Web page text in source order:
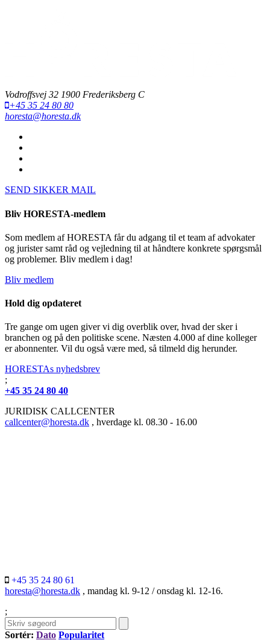
Vodroffsvej 32 1900 Frederiksberg C
+45 35 24 80 80
horesta@horesta.dk
SEND SIKKER MAIL
Bliv HORESTA-medlem
Som medlem af HORESTA får du adgang til et team af advokater
og jurister samt råd og vejledning til at håndtere konkrete spørgsmål
og problemer. Bliv medlem i dag!
Bliv medlem
Hold dig opdateret
Tre gange om ugen giver vi dig overblik over, hvad der sker i
branchen og på den politiske scene. Næsten 4.000 af dine kolleger
er abonnenter. Vil du også være med, så tilmeld dig herunder.
HORESTAs nyhedsbrev
;
+45 35 24 80 40
JURIDISK CALLCENTER
callcenter@horesta.dk , hverdage kl. 08.30 - 16.00
+45 35 24 80 61
horesta@horesta.dk , mandag kl. 9-12 / onsdag kl. 12-16.
;
Sortér: Dato Popularitet